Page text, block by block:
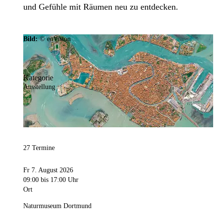
und Gefühle mit Räumen neu zu entdecken.
Bild:© eoVision
Kategorie
Ausstellung
27 Termine
Fr 7. August 2026
09:00 bis 17:00 Uhr
Ort
Naturmuseum Dortmund